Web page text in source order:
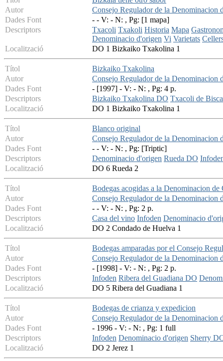
Autor
Consejo Regulador de la
Dades Font
- - V: - N: , Pg: [1 mapa]
Descriptors
Txacoli Txakoli Historia Mapa
Denominacio d'origen Vi Varietats
Localització
DO 1 Bizkaiko Txakolina 1
Títol
Bizkaiko Txakolina
Autor
Consejo Regulador de la
Dades Font
- [1997] - V: - N: , Pg: 4 p.
Descriptors
Bizkaiko Txakolina DO Txacoli de
Localització
DO 1 Bizkaiko Txakolina 1
Títol
Blanco original
Autor
Consejo Regulador de la Denominacion
Dades Font
- - V: - N: , Pg: [Triptic]
Descriptors
Denominacio d'origen Rueda DO
Localització
DO 6 Rueda 2
Títol
Bodegas acogidas a la Denominacion
Autor
Consejo Regulador de la Denominacion
Dades Font
- - V: - N: , Pg: 2 p.
Descriptors
Casa del vino Infoden Denominacio
Localització
DO 2 Condado de Huelva 1
Títol
Bodegas amparadas por el Consejo
Autor
Consejo Regulador de la Denominacion
Dades Font
- [1998] - V: - N: , Pg: 2 p.
Descriptors
Infoden Ribera del Guadiana DO
Localització
DO 5 Ribera del Guadiana 1
Títol
Bodegas de crianza y expedicion
Autor
Consejo Regulador de la Denominacion
Dades Font
- 1996 - V: - N: , Pg: 1 full
Descriptors
Infoden Denominacio d'origen Sherry
Localització
DO 2 Jerez 1